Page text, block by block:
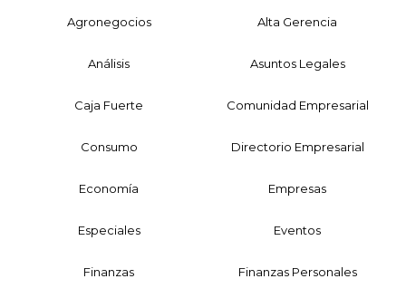
Agronegocios Alta Gerencia
Análisis Asuntos Legales
Caja Fuerte Comunidad Empresarial
Consumo Directorio Empresarial
Economía Empresas
Especiales Eventos
Finanzas Finanzas Personales